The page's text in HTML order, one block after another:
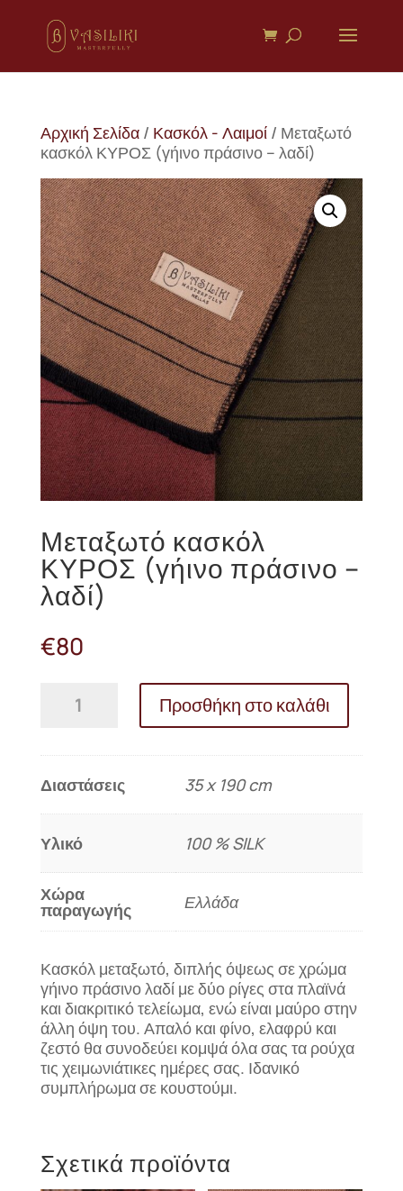
Αρχική Σελίδα/ Κασκόλ - Λαιμοί/ Μεταξωτό
κασκόλ ΚΥΡΟΣ (γήινο πράσινο – λαδί)
Μεταξωτό κασκόλ
ΚΥΡΟΣ (γήινο πράσινο –
λαδί)
€80
κασκόλ
(γήινο
-
λαδί)
Προσθήκη στο καλάθι
Διαστάσεις 35 x 190 cm
Υλικό 100 % SILK
Χώρα
παραγωγής Ελλάδα
Κασκόλ μεταξωτό, διπλής όψεως σε χρώμα
γήινο πράσινο λαδί με δύο ρίγες στα πλαϊνά
και διακριτικό τελείωμα, ενώ είναι μαύρο στην
άλλη όψη του. Απαλό και φίνο, ελαφρύ και
ζεστό θα συνοδεύει κομψά όλα σας τα ρούχα
τις χειμωνιάτικες ημέρες σας. Ιδανικό
συμπλήρωμα σε κουστούμι.
Σχετικά προϊόντα